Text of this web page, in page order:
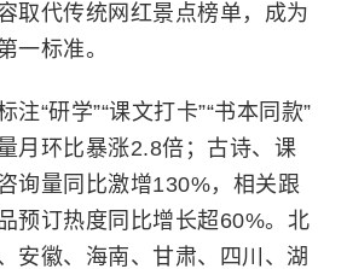
取代传统网红景点榜单，成为
一标准。
注“研学”“课文打卡”“书本同款”
月环比暴涨2.8倍；古诗、课
询量同比激增130%，相关跟
预订热度同比增长超60%。北
安徽、海南、甘肃、四川、湖